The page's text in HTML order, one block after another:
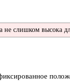
не слишком высока